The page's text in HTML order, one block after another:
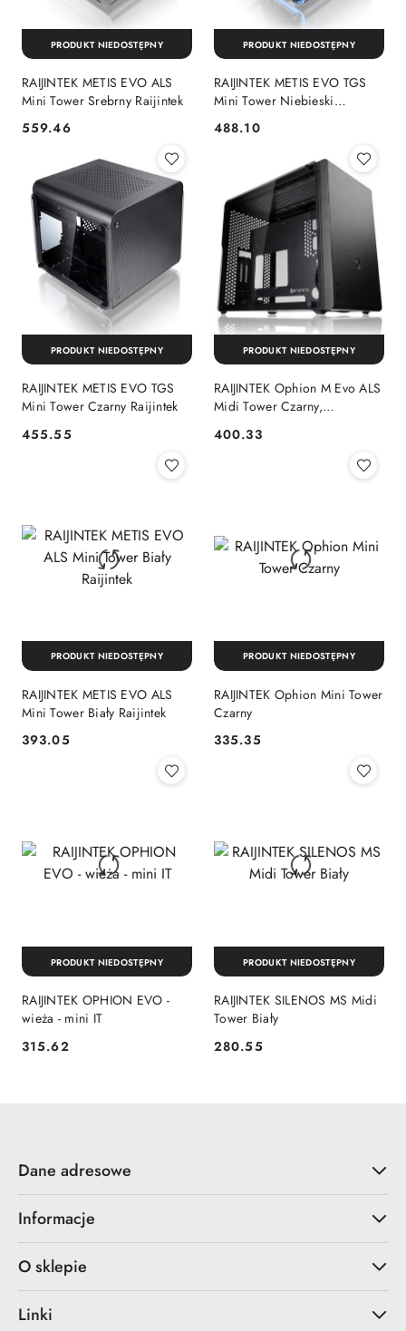
RAIJINTEK METIS EVO ALS
Mini Tower Srebrny Raijintek
Cena:
559.46
PRODUKT NIEDOSTĘPNY
RAIJINTEK METIS EVO TGS
Mini Tower Niebieski
Raijintek
Cena:
488.10
PRODUKT NIEDOSTĘPNY
RAIJINTEK METIS EVO TGS
Mini Tower Czarny Raijintek
Cena:
455.55
PRODUKT NIEDOSTĘPNY
RAIJINTEK Ophion M Evo ALS
Midi Tower Czarny,
Cena:
400.33
PRODUKT NIEDOSTĘPNY
RAIJINTEK METIS EVO ALS
Mini Tower Biały Raijintek
Cena:
393.05
PRODUKT NIEDOSTĘPNY
RAIJINTEK Ophion Mini Tower
Czarny
Cena:
335.35
PRODUKT NIEDOSTĘPNY
RAIJINTEK OPHION EVO -
wieża - mini IT
Cena:
315.62
PRODUKT NIEDOSTĘPNY
RAIJINTEK SILENOS MS Midi
Tower Biały
Cena:
280.55
PRODUKT NIEDOSTĘPNY
Dane adresowe
Informacje
O sklepie
Linki